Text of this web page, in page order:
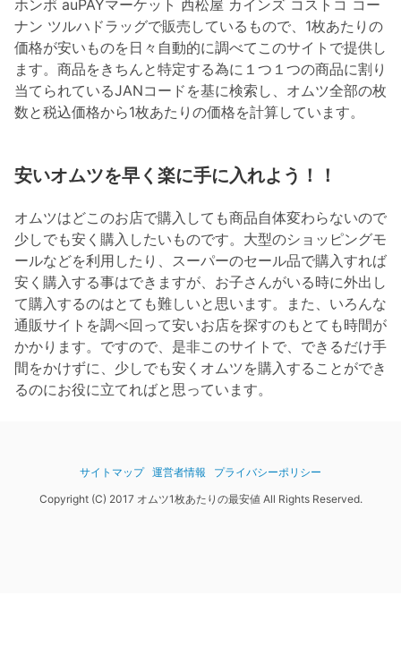
ホンポ auPAYマーケット 西松屋 カインズ コストコ コー
ナン ツルハドラッグで販売しているもので、1枚あたりの
価格が安いものを日々自動的に調べてこのサイトで提供し
ます。商品をきちんと特定する為に１つ１つの商品に割り
当てられているJANコードを基に検索し、オムツ全部の枚
数と税込価格から1枚あたりの価格を計算しています。
安いオムツを早く楽に手に入れよう！！
オムツはどこのお店で購入しても商品自体変わらないので
少しでも安く購入したいものです。大型のショッピングモ
ールなどを利用したり、スーパーのセール品で購入すれば
安く購入する事はできますが、お子さんがいる時に外出し
て購入するのはとても難しいと思います。また、いろんな
通販サイトを調べ回って安いお店を探すのもとても時間が
かかります。ですので、是非このサイトで、できるだけ手
間をかけずに、少しでも安くオムツを購入することができ
るのにお役に立てればと思っています。
サイトマップ 運営者情報
プライバシーポリシー
Copyright (C) 2017 オムツ1枚あたりの最安値 All Rights Reserved.